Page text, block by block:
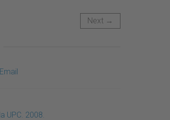
Next →
Email
UPC. 2008.